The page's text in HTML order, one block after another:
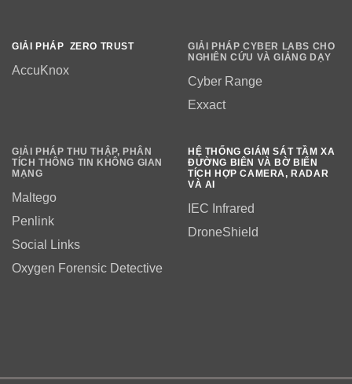
GIẢI PHÁP ZERO TRUST
AccuKnox
GIẢI PHÁP CYBER LABS CHO
NGHIÊN CỨU VÀ GIẢNG DẠY
Cyber Range
Exxact
GIẢI PHÁP THU THẬP, PHÂN
TÍCH THÔNG TIN KHÔNG GIAN
MẠNG
Maltego
Penlink
Social Links
Oxygen Forensic Detective
HỆ THỐNG GIÁM SÁT TẦM XA
ĐƯỜNG BIÊN VÀ BỜ BIỂN
TÍCH HỢP CAMERA, RADAR
VÀ AI
IEC Infrared
DroneShield